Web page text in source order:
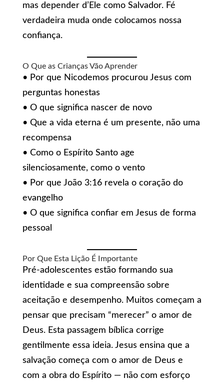
mas depender d’Ele como Salvador. Fé
verdadeira muda onde colocamos nossa
confiança.
O Que as Crianças Vão Aprender
• Por que Nicodemos procurou Jesus com
perguntas honestas
• O que significa nascer de novo
• Que a vida eterna é um presente, não uma
recompensa
• Como o Espírito Santo age
silenciosamente, como o vento
• Por que João 3:16 revela o coração do
evangelho
• O que significa confiar em Jesus de forma
pessoal
Por Que Esta Lição É Importante
Pré-adolescentes estão formando sua
identidade e sua compreensão sobre
aceitação e desempenho. Muitos começam a
pensar que precisam “merecer” o amor de
Deus. Esta passagem bíblica corrige
gentilmente essa ideia. Jesus ensina que a
salvação começa com o amor de Deus e
com a obra do Espírito — não com esforço